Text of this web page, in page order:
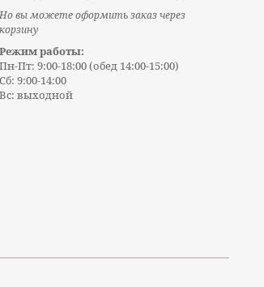
Но вы можете оформить заказ через
корзину
Режим работы:
Пн-Пт: 9:00-18:00 (обед 14:00-15:00)
Сб: 9:00-14:00
Вс: выходной